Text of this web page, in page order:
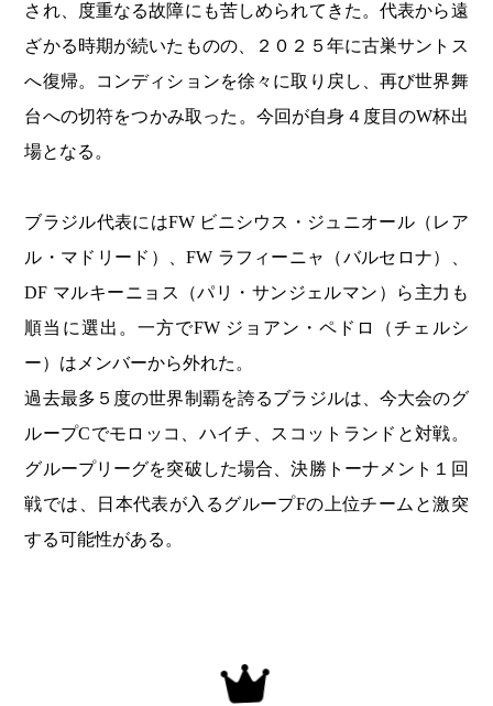
され、度重なる故障にも苦しめられてきた。代表から遠
ざかる時期が続いたものの、２０２５年に古巣サントス
へ復帰。コンディションを徐々に取り戻し、再び世界舞
台への切符をつかみ取った。今回が自身４度目のW杯出
場となる。
ブラジル代表にはFW ビニシウス・ジュニオール（レア
ル・マドリード）、FW ラフィーニャ（バルセロナ）、
DF マルキーニョス（パリ・サンジェルマン）ら主力も
順当に選出。一方でFW ジョアン・ペドロ（チェルシ
ー）はメンバーから外れた。
過去最多５度の世界制覇を誇るブラジルは、今大会のグ
ループCでモロッコ、ハイチ、スコットランドと対戦。
グループリーグを突破した場合、決勝トーナメント１回
戦では、日本代表が入るグループFの上位チームと激突
する可能性がある。